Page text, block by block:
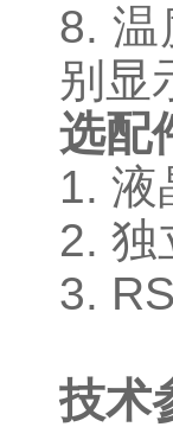
8. 温
别显
选配
1. 液
2. 独
3.
技术